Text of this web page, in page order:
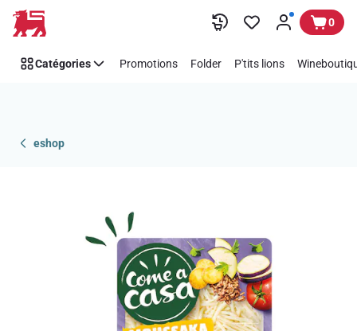
Passer 0
Catégories Promotions Folder P'tits lions
eshop